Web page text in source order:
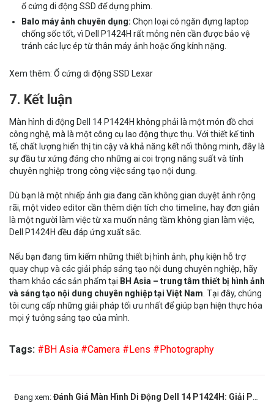
ổ cứng di động SSD để dựng phim.
Balo máy ảnh chuyên dụng: Chọn loại có ngăn đựng laptop
chống sốc tốt, vì Dell P1424H rất mỏng nên cần được bảo vệ
tránh các lực ép từ thân máy ảnh hoặc ống kính nặng.
Xem thêm: Ổ cứng di động SSD Lexar
7. Kết luận
Màn hình di động Dell 14 P1424H không phải là một món đồ chơi
công nghệ, mà là một công cụ lao động thực thụ. Với thiết kế tinh
tế, chất lượng hiển thị tin cậy và khả năng kết nối thông minh, đây là
sự đầu tư xứng đáng cho những ai coi trọng năng suất và tính
chuyên nghiệp trong công việc sáng tạo nội dung.
Dù bạn là một nhiếp ảnh gia đang cần không gian duyệt ảnh rộng
rãi, một video editor cần thêm diện tích cho timeline, hay đơn giản
là một người làm việc từ xa muốn nâng tầm không gian làm việc,
Dell P1424H đều đáp ứng xuất sắc.
Nếu bạn đang tìm kiếm những thiết bị hình ảnh, phụ kiện hỗ trợ
quay chụp và các giải pháp sáng tạo nội dung chuyên nghiệp, hãy
tham khảo các sản phẩm tại BH Asia – trung tâm thiết bị hình ảnh
và sáng tạo nội dung chuyên nghiệp tại Việt Nam. Tại đây, chúng
tôi cung cấp những giải pháp tối ưu nhất để giúp bạn hiện thực hóa
mọi ý tưởng sáng tạo của mình.
Tags: #BH Asia #Camera #Lens #Photography
Đang xem: Đánh Giá Màn Hình Di Động Dell 14 P1424H: Giải Pháp Mở Rộng Không Gian Làm Việc Chuyên Nghiệp